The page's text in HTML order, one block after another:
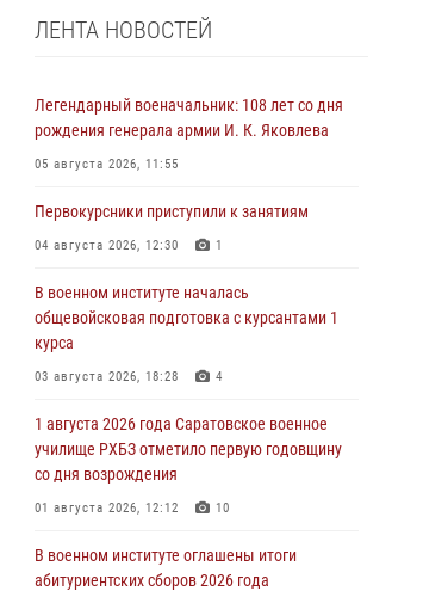
ЛЕНТА НОВОСТЕЙ
Легендарный военачальник: 108 лет со дня
рождения генерала армии И. К. Яковлева
05 августа 2026, 11:55
Первокурсники приступили к занятиям
04 августа 2026, 12:30 1
В военном институте началась
общевойсковая подготовка с курсантами 1
курса
03 августа 2026, 18:28 4
1 августа 2026 года Саратовское военное
училище РХБЗ отметило первую годовщину
со дня возрождения
01 августа 2026, 12:12 10
В военном институте оглашены итоги
абитуриентских сборов 2026 года